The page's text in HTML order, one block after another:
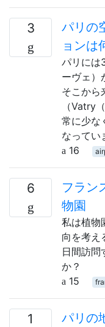
3
パリの
ョンは
パリには
ーヴェ）
そこから
（Vatry
常に少な
なってい
16
6
フラン
物園
私は植物
向を考え
日間訪問
か？
15
1 パリの